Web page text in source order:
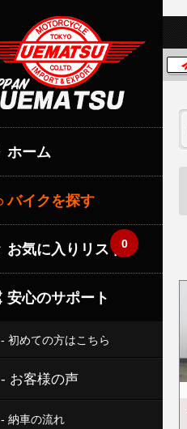
ホーム
バイクを探す
お気に入りリスト0
安心のサポート
- 初めての方はこちら
- お客様の声
- 納車の流れ